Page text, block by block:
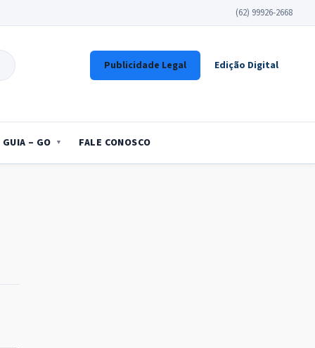
(62) 99926-2668
Publicidade Legal Edição Digital
GUIA – GO FALE CONOSCO